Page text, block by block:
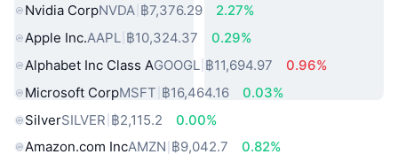
Nvidia CorpNVDA ฿7,376.29
2.27%
Apple Inc.AAPL ฿10,324.37
0.29%
Alphabet Inc Class AGOOGL ฿11,694.97
0.96%
Microsoft CorpMSFT ฿16,464.16
0.03%
SilverSILVER ฿2,115.2
0.00%
Amazon.com IncAMZN ฿9,042.7
0.82%